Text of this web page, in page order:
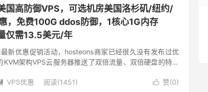
国高防御VPS，可选机房美国洛杉矶/纽约/
，免费100G ddos防御，1核心1G内存
仅需13.5美元/年
新优惠促销活动，hosteons商家已经很久没有发布过优
架构VPS云服务器推送了双倍流量、双倍硬盘的特惠
 赞(0)
VPS优惠 阅读(1451)